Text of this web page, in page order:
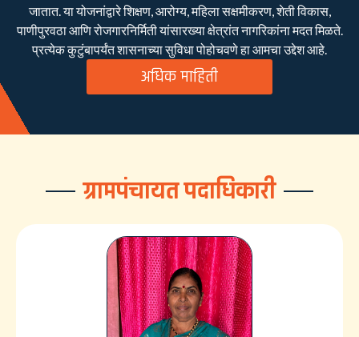
जातात. या योजनांद्वारे शिक्षण, आरोग्य, महिला सक्षमीकरण, शेती विकास,
पाणीपुरवठा आणि रोजगारनिर्मिती यांसारख्या क्षेत्रांत नागरिकांना मदत मिळते.
प्रत्येक कुटुंबापर्यंत शासनाच्या सुविधा पोहोचवणे हा आमचा उद्देश आहे.
अधिक माहिती
ग्रामपंचायत पदाधिकारी